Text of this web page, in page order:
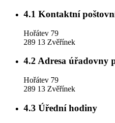
4.1 Kontaktní
Hořátev 79
289 13 Zvěřínek
4.2 Adresa úřadovny
Hořátev 79
289 13 Zvěřínek
4.3 Úřední hodiny